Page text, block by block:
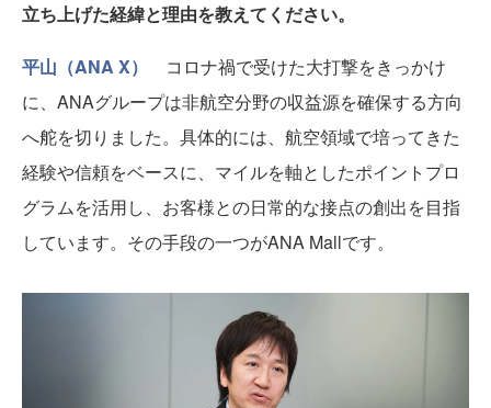
立ち上げた経緯と理由を教えてください。
平山（ANA X）
コロナ禍で受けた大打撃をきっかけ
に、ANAグループは非航空分野の収益源を確保する方向
へ舵を切りました。具体的には、航空領域で培ってきた
経験や信頼をベースに、マイルを軸としたポイントプロ
グラムを活用し、お客様との日常的な接点の創出を目指
しています。その手段の一つがANA Mallです。